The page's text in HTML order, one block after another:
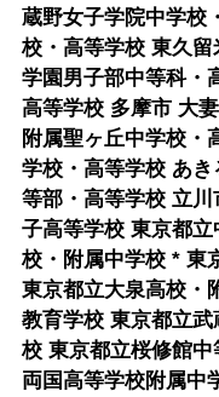
蔵野女子学院中学校
校・高等学校 東久
学園男子部中等科・
高等学校 多摩市 大
附属聖ヶ丘中学校・
学校・高等学校 あ
等部・高等学校 立
子高等学校 東京都
校・附属中学校 * 東
東京都立大泉高校・
教育学校 東京都立
校 東京都立桜修館
両国高等学校附属中